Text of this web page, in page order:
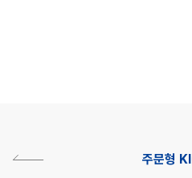
주문형